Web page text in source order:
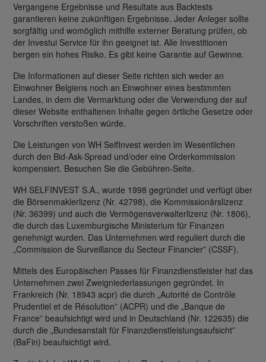
Vergangene Ergebnisse und Resultate aus Backtests
garantieren keine zukünftigen Ergebnisse. Jeder Anleger sollte
sorgfältig und womöglich mithilfe externer Beratung prüfen, ob
der Investui Service für ihn geeignet ist. Alle Investitionen
bergen ein hohes Risiko. Es gibt keine Garantie auf Gewinne.
Die Informationen auf dieser Seite richten sich weder an
Einwohner Belgiens noch an Einwohner eines bestimmten
Landes, in dem die Vermarktung oder die Verwendung der auf
dieser Website enthaltenen Inhalte gegen örtliche Gesetze oder
Vorschriften verstoßen würde.
Die Leistungen von WH SelfInvest werden im Wesentlichen
durch den Bid-Ask-Spread und/oder eine Orderkommission
kompensiert. Besuchen Sie die Gebühren-Seite.
WH SELFINVEST S.A., wurde 1998 gegründet und verfügt über
die Börsenmaklerlizenz (Nr. 42798), die Kommissionärslizenz
(Nr. 36399) und auch die Vermögensverwalterlizenz (Nr. 1806),
die durch das Luxemburgische Ministerium für Finanzen
genehmigt wurden. Das Unternehmen wird reguliert durch die
„Commission de Surveillance du Secteur Financier” (CSSF).
Mittels des Europäischen Passes für Finanzdienstleister hat das
Unternehmen zwei Zweigniederlassungen gegründet. In
Frankreich (Nr. 18943 acpr) die durch „Autorité de Contrôle
Prudentiel et de Résolution” (ACPR) und die „Banque de
France” beaufsichtigt wird und in Deutschland (Nr. 122635) die
durch die „Bundesanstalt für Finanzdienstleistungsaufsicht”
(BaFin) beaufsichtigt wird.